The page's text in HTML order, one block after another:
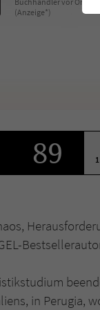
(Anzeige*)
89
1
in Perugia,